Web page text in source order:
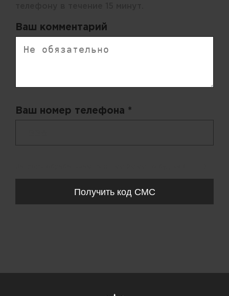
Ваш комментарий
Ваш номер телефона *
Получить код СМС